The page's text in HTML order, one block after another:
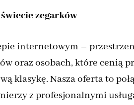
zegarków
internetowym –
oraz osobach, które cenią
klasykę. Nasza oferta to
z profesjonalnymi